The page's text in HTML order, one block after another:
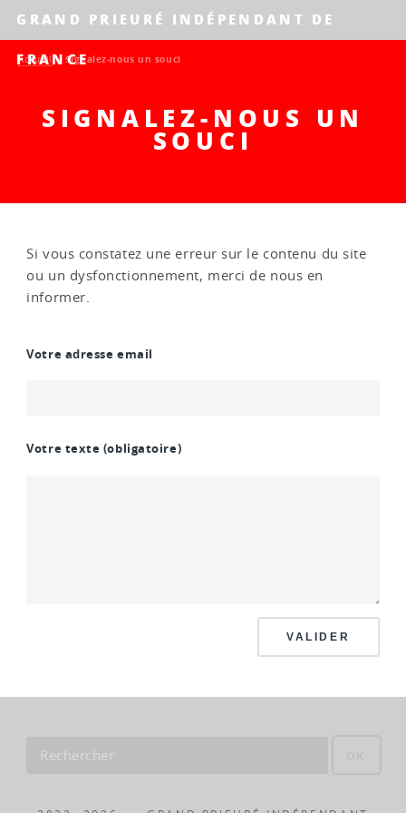
GRAND PRIEURÉ INDÉPENDANT DE
FRANCE
SIGNALEZ-NOUS UN
SOUCI
Accueil> Signalez-nous un souci
Si vous constatez une erreur sur le contenu du site
ou un dysfonctionnement, merci de nous en
informer.
Votre adresse email
Votre texte (obligatoire)
VALIDER